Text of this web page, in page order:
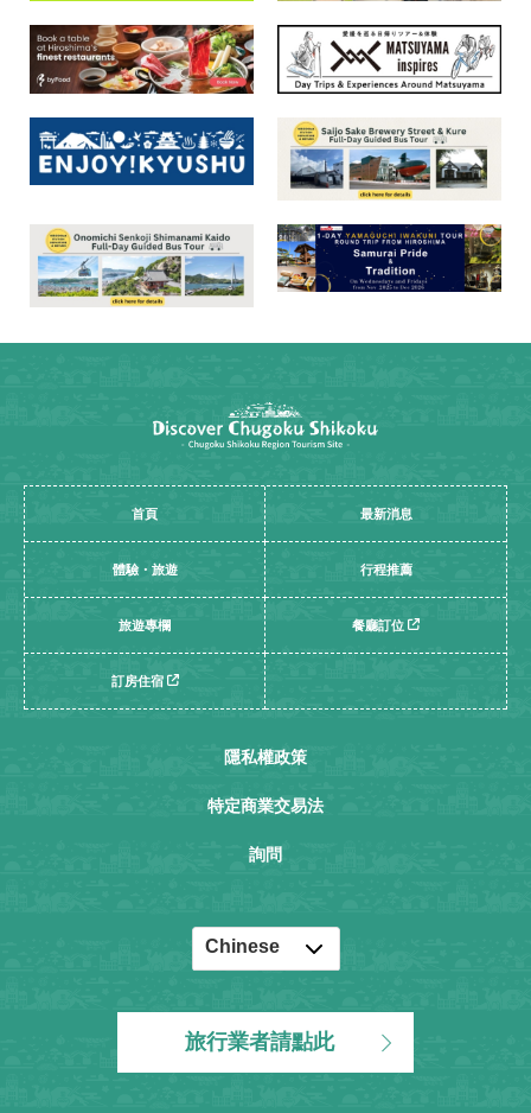
首頁 最新消息
體驗・旅遊 行程推薦
旅遊專欄 餐廳訂位
訂房住宿
隱私權政策
特定商業交易法
詢問
Japanese
Korean
Chinese
旅行業者請點此